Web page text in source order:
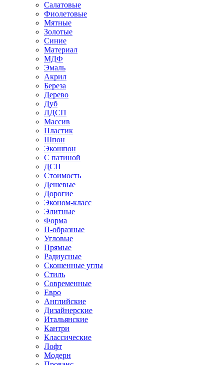
Салатовые
Фиолетовые
Мятные
Золотые
Синие
Материал
МДФ
Эмаль
Акрил
Береза
Дерево
Дуб
ЛДСП
Массив
Пластик
Шпон
Экошпон
С патиной
ДСП
Стоимость
Дешевые
Дорогие
Эконом-класс
Элитные
Форма
П-образные
Угловые
Прямые
Радиусные
Скошенные углы
Стиль
Современные
Евро
Английские
Дизайнерские
Итальянские
Кантри
Классические
Лофт
Модерн